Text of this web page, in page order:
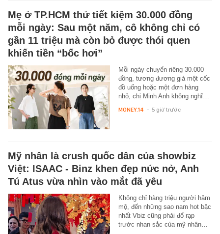
Mẹ ở TP.HCM thử tiết kiệm 30.000 đồng
mỗi ngày: Sau một năm, cô không chỉ có
gần 11 triệu mà còn bỏ được thói quen
khiến tiền “bốc hơi”
Mỗi ngày chuyển riêng 30.000
đồng, tương đương giá một cốc
đồ uống hoặc một đơn hàng
nhỏ, chị Minh Anh không nghĩ…
MONEY.14 - 5 giờ trước
Mỹ nhân là crush quốc dân của showbiz
Việt: ISAAC - Binz khen đẹp nức nở, Anh
Tú Atus vừa nhìn vào mắt đã yêu
Không chỉ hàng triệu người hâm
mộ, đến những sao nam hot bậc
nhất Vbiz cũng phải đổ rạp
trước nhan sắc của mỹ nhân…